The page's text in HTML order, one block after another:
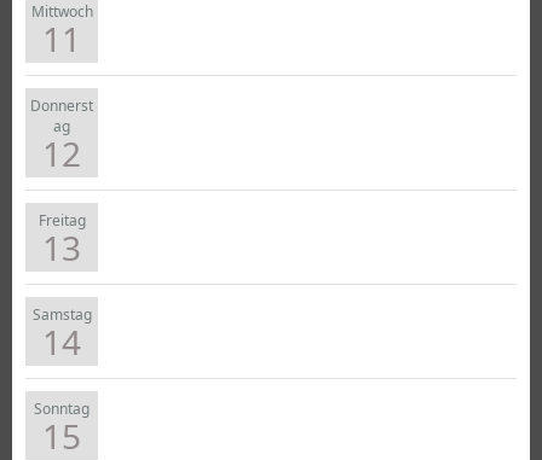
Mittwoch
11
Donnerst
ag
12
Freitag
13
Samstag
14
Sonntag
15